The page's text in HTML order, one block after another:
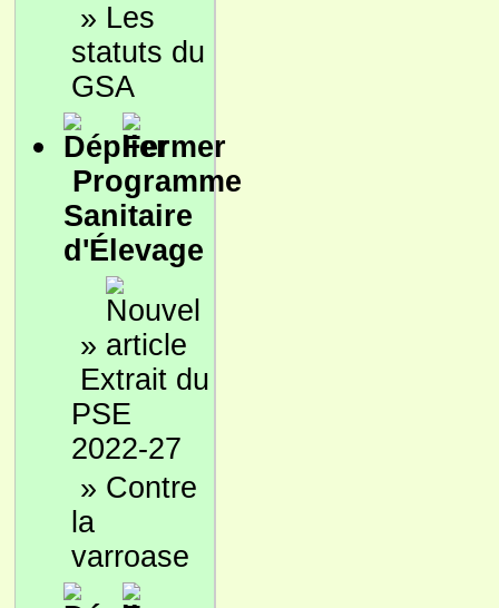
» Les
statuts du
GSA
Programme
Sanitaire
d'Élevage
»
Extrait du
PSE
2022-27
» Contre
la
varroase